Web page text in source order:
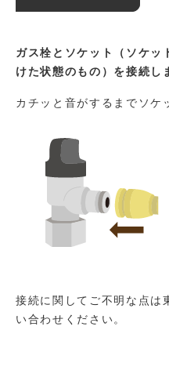
ガス栓とソケット（ソケッ
けた状態のもの）を接続し
カチッと音がするまでソケ
接続に関してご不明な点は
い合わせください。